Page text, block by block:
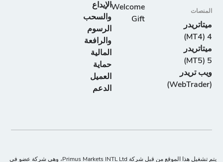
المنصات
ميتاتريدر
ميتاتريدر
ويب تريدر
Welcome
Gift
الإيداع
والسحب
الرسوم
والرافعة
المالية
حماية
العميل
الدعم
يتم تشغيل هذا الموقع من قبل شركة Primus Markets INTL Ltd، وهي شركة عضو في